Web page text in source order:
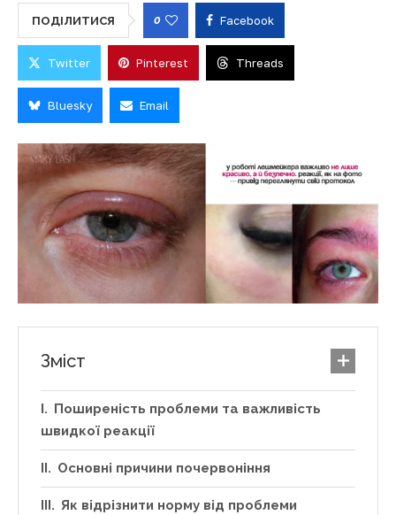
ПОДІЛИТИСЯ 0 Facebook
Twitter Pinterest Threads
Bluesky Email
Зміст
Поширеність проблеми та важливість
швидкої реакції
Основні причини почервоніння
Як відрізнити норму від проблеми